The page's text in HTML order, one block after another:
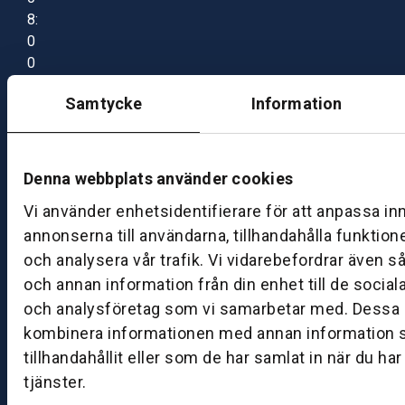
Samtycke Information
Denna webbplats använder cookies
Vi använder enhetsidentifierare för att anpassa
annonserna till användarna, tillhandahålla
och analysera vår trafik. Vi vidarebefordrar även
och annan information från din enhet till de
och analysföretag som vi samarbetar med. Dessa
kombinera informationen med annan information
tillhandahållit eller som de har samlat in när du
tjänster.
8:
0
0
7:
0
B
S
k
ö
v
d